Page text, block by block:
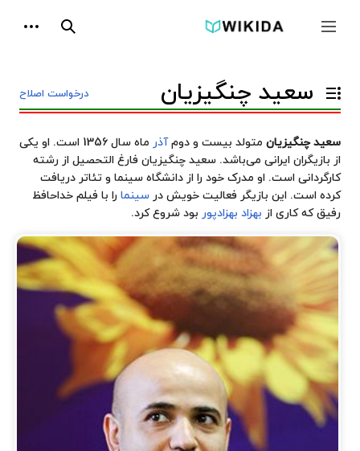
جمع و باز کردن نوار کناری جستجو
درخواست اصلاح تغییر وضعیت فهرست محتویات سعید چنگیزیان
سعید چنگیزیان متولد بیست و دومآذر
ماه سال 1356 است. او یکی
از بازیگران ایرانی می‌باشد. سعید چنگیزیان فارغ التحصیل از رشته
کارگردانی است. او مدرک خود را از دانشگاه سینما و تئاتر دریافت
کرده است. این بازیگر فعالیت خویش در سینما را با فیلم خداحافظ
رفیقکه کاری از بهزاد بهزادپور بود شروع کرد.
فیلم
شناسی
تلویزیون